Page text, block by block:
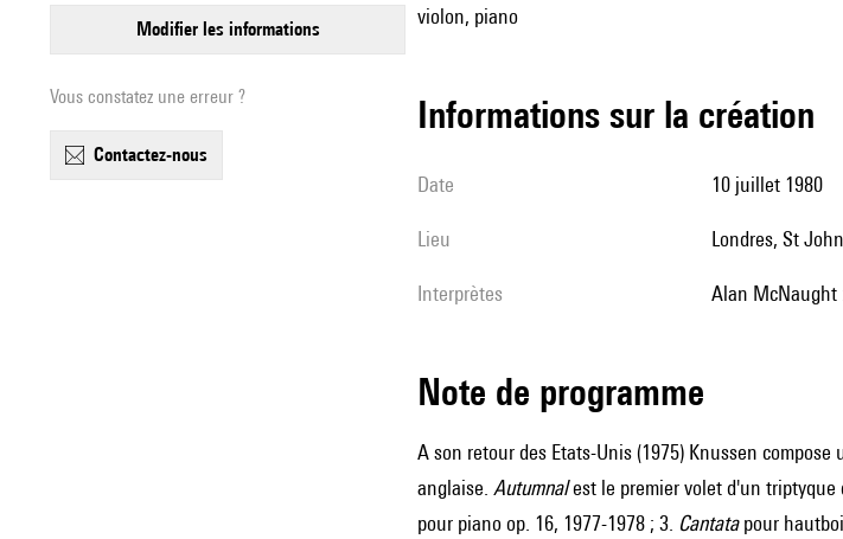
modifier les informations
Vous constatez une erreur ?
contactez-nous
violon, piano
informations sur la création
date 10 juillet 1980
lieu Londres, St
interprètes Alan
Note de programme
A son retour des Etats-Unis (1975) Knussen
anglaise. Autumnalest le premier volet d'un triptyque
pour piano op. 16, 1977-1978 ; 3. Cantatapour